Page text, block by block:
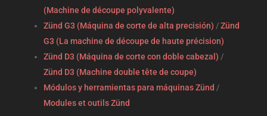
(Machine de découpe polyvalente)
Zünd G3 (Máquina de corte de alta precisión) /Zünd
G3 (La machine de découpe de haute précision)
Zünd D3 (Máquina de corte con doble cabezal) /
Zünd D3 (Machine double tête de coupe)
Módulos y herramientas para máquinas Zünd /
Modules et outils Zünd